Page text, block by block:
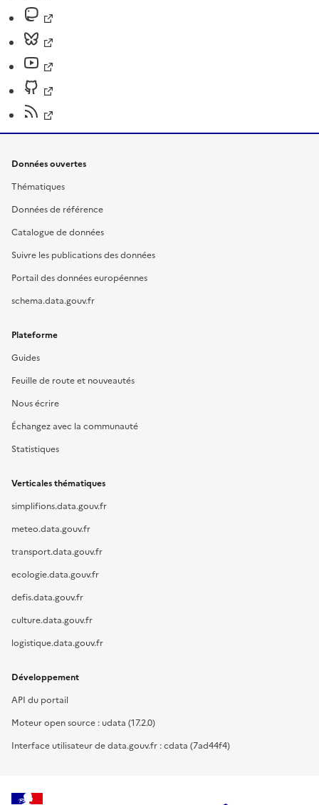
Données ouvertes
Thématiques
Données de référence
Catalogue de données
Suivre les publications des données
Portail des données européennes
schema.data.gouv.fr
Plateforme
Guides
Feuille de route et nouveautés
Nous écrire
Échangez avec la communauté
Statistiques
Verticales thématiques
simplifions.data.gouv.fr
meteo.data.gouv.fr
transport.data.gouv.fr
ecologie.data.gouv.fr
defis.data.gouv.fr
culture.data.gouv.fr
logistique.data.gouv.fr
Développement
API du portail
Moteur open source : udata (17.2.0)
Interface utilisateur de data.gouv.fr : cdata (7ad44f4)